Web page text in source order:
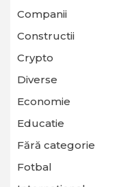
Companii
Constructii
Crypto
Diverse
Economie
Educatie
Fără categorie
Fotbal